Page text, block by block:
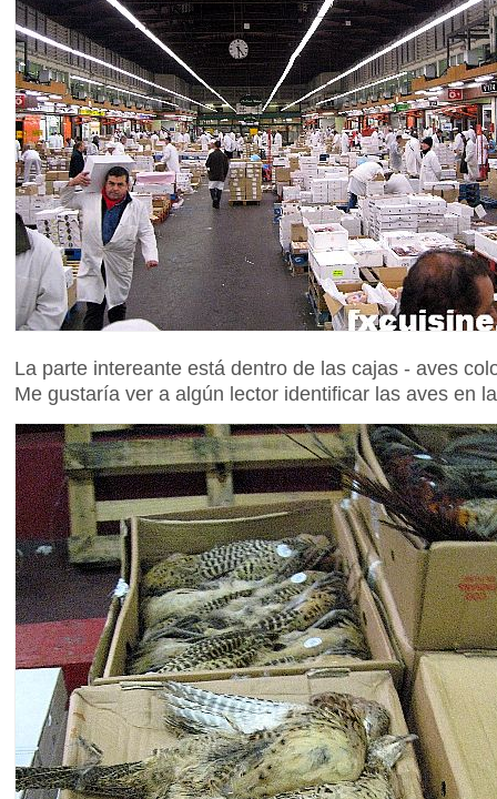
La parte intereante está dentro de las cajas - aves
Me gustaría ver a algún lector identificar las aves en